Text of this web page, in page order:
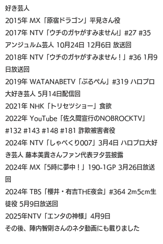
好き芸人
2015年 MX「原宿ドラゴン」平見さん役
2017年 NTV「ウチのガヤがすみません!」#27 #35
アンジュルム芸人 10月24日 12月6日 放送回
2018年 NTV「ウチのガヤがすみません！」#36 1月9
日放送回
2019年 WATANABETV「ぶるぺん」#319 ハロプロ
大好き芸人 5月14日配信回
2021年 NHK「トリセツショー」食欲
2022年 YouTube「佐久間宣行のNOBROCKTV」
#132 #143 #148 #181 詐欺被害者役
2024年 NTV「しゃべくり007」3月4日 ハロプロ大好
き芸人 藤本美貴さんファン代表ヲタ芸披露
2024年 MX「5時に夢中！」190-1GP 3月26日放送
回
2024年 TBS「櫻井・有吉THE夜会」#364 2m5cm生
徒役 5月9日放送回
2025年NTV「エンタの神様」4月9日
その後、陣内智則さんのネタ動画にも載りました